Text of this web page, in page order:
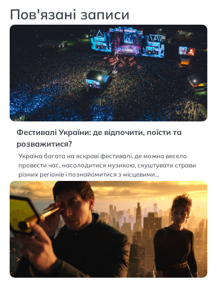
Пов'язані записи
Фестивалі України: де відпочити, поїсти та
розважитися?
Україна багата на яскраві фестивалі, де можна весело
провести час, насолодитися музикою, скуштувати страви
різних регіонів і познайомитися з місцевими…